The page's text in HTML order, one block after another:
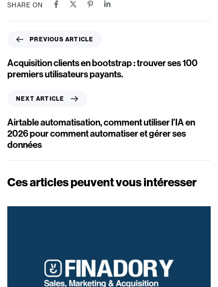
SHARE ON
e
v
i
A
r
t
i
l
PREVIOUS ARTICLE
Acquisition clients en bootstrap : trouver ses 100
premiers utilisateurs payants.
x
t
A
r
t
c
e
NEXT ARTICLE
Airtable automatisation, comment utiliser l’IA en
2026 pour comment automatiser et gérer ses
données
Ces articles peuvent vous intéresser